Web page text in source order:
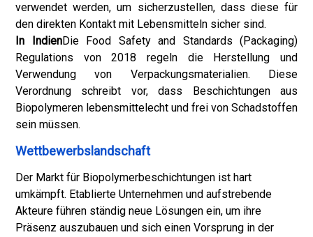
verwendet werden, um sicherzustellen, dass diese für
den direkten Kontakt mit Lebensmitteln sicher sind.
In IndienDie Food Safety and Standards (Packaging)
Regulations von 2018 regeln die Herstellung und
Verwendung von Verpackungsmaterialien. Diese
Verordnung schreibt vor, dass Beschichtungen aus
Biopolymeren lebensmittelecht und frei von Schadstoffen
sein müssen.
Wettbewerbslandschaft
Der Markt für Biopolymerbeschichtungen ist hart
umkämpft. Etablierte Unternehmen und aufstrebende
Akteure führen ständig neue Lösungen ein, um ihre
Präsenz auszubauen und sich einen Vorsprung in der